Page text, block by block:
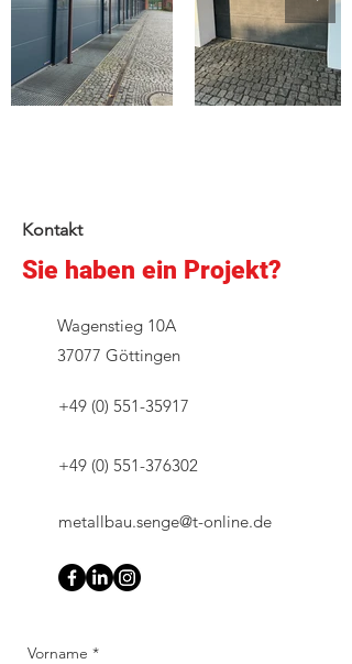
Kontakt
Sie haben ein Projekt?
Wagenstieg 10A
37077 Göttingen
+49 (0) 551-35917
+49 (0) 551-376302
metallbau.senge@t-online.de
Vorname